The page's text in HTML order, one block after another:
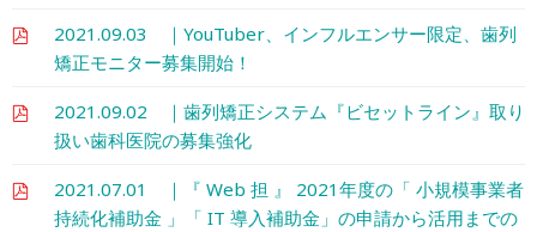
2021.09.03 ｜YouTuber、インフルエンサー限定、歯列
矯正モニター募集開始！
2021.09.02 ｜歯列矯正システム『ビセットライン』取り
扱い歯科医院の募集強化
2021.07.01 ｜『 Web 担 』 2021年度の「 小規模事業者
持続化補助金 」「 IT 導入補助金」の申請から活用までの